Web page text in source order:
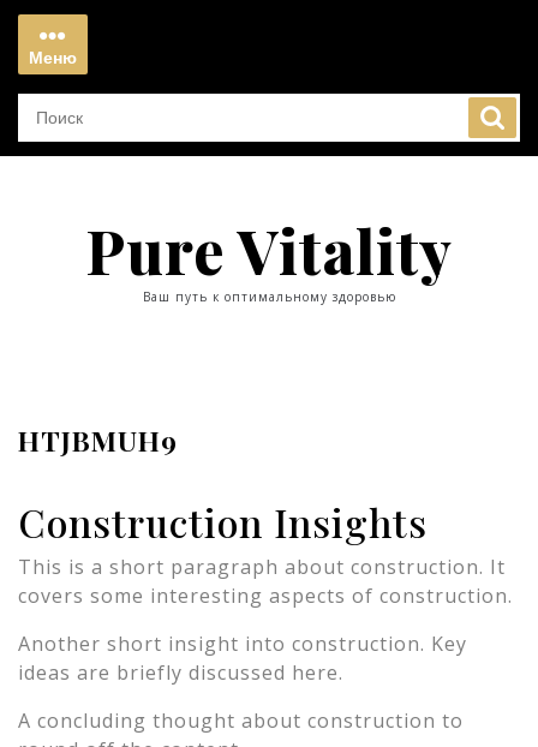
Перейти
содержимому
Меню
Меню
Pure Vitality
Ваш путь к оптимальному здоровью
HTJBMUH9
Construction Insights
This is a short paragraph about construction. It
covers some interesting aspects of construction.
Another short insight into construction. Key
ideas are briefly discussed here.
A concluding thought about construction to